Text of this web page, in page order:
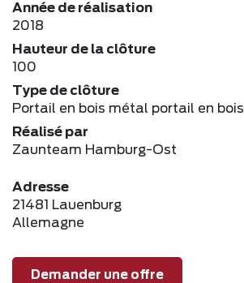
Année de réalisation
2018
Hauteur de la clôture
100
Type de clôture
Portail en bois métal portail en bois
Réalisé par
Zaunteam Hamburg-Ost
Adresse
21481 Lauenburg
Allemagne
Demander une offre